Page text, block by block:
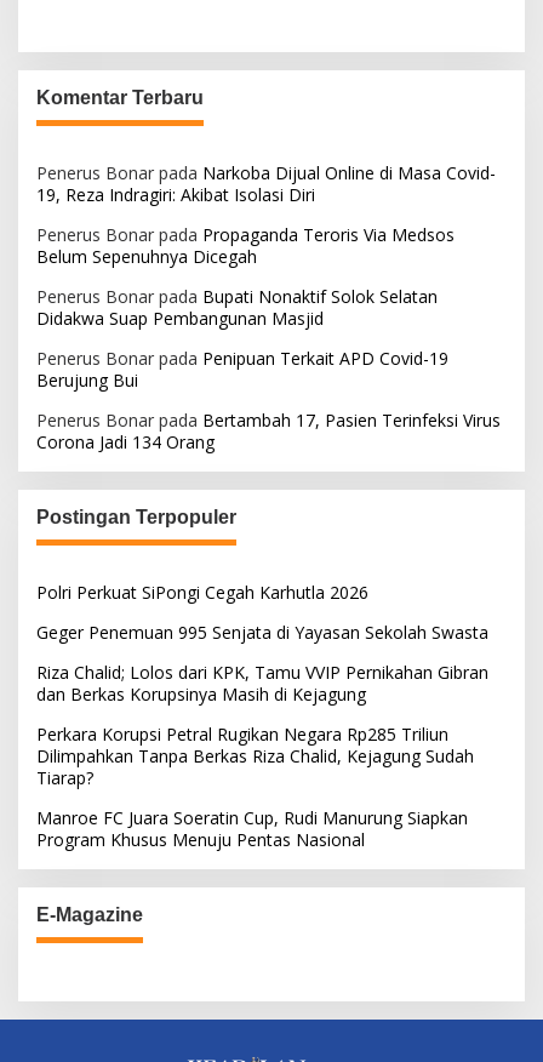
Komentar Terbaru
Penerus Bonar pada Narkoba Dijual Online di Masa Covid-
19, Reza Indragiri: Akibat Isolasi Diri
Penerus Bonar pada Propaganda Teroris Via Medsos
Belum Sepenuhnya Dicegah
Penerus Bonar pada Bupati Nonaktif Solok Selatan
Didakwa Suap Pembangunan Masjid
Penerus Bonar pada Penipuan Terkait APD Covid-19
Berujung Bui
Penerus Bonar pada Bertambah 17, Pasien Terinfeksi Virus
Corona Jadi 134 Orang
Postingan Terpopuler
Polri Perkuat SiPongi Cegah Karhutla 2026
Geger Penemuan 995 Senjata di Yayasan Sekolah Swasta
Riza Chalid; Lolos dari KPK, Tamu VVIP Pernikahan Gibran
dan Berkas Korupsinya Masih di Kejagung
Perkara Korupsi Petral Rugikan Negara Rp285 Triliun
Dilimpahkan Tanpa Berkas Riza Chalid, Kejagung Sudah
Tiarap?
Manroe FC Juara Soeratin Cup, Rudi Manurung Siapkan
Program Khusus Menuju Pentas Nasional
E-Magazine